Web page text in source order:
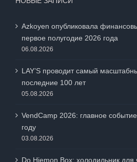
первое полугодие 2026 года
06.08.2026
последние 100 лет
05.08.2026
году
03.08.2026